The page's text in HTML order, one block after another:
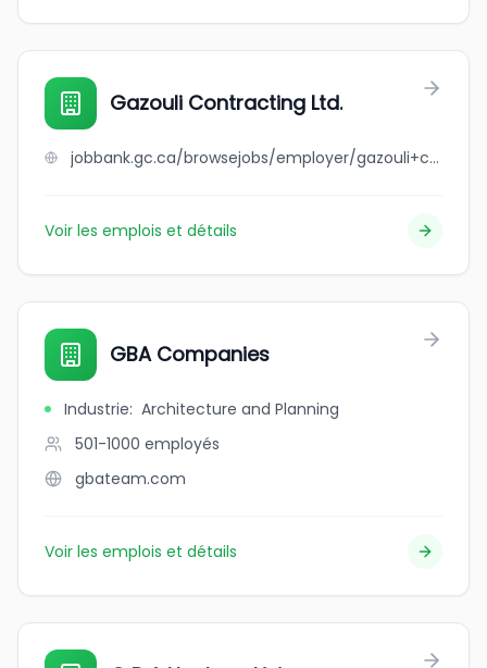
Gazouli Contracting Ltd.
jobbank.gc.ca/browsejobs/employer/gazouli+contracting+ltd./ca
Voir les emplois et détails
GBA Companies
Industrie: Architecture and Planning
501-1000 employés
gbateam.com
Voir les emplois et détails